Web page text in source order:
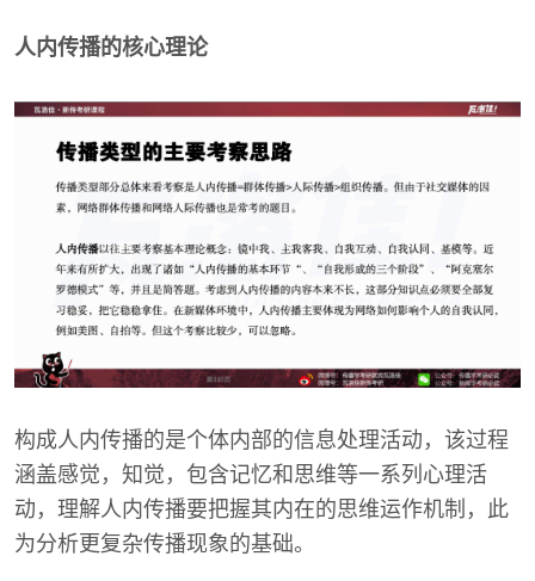
人内传播的核心理论
构成人内传播的是个体内部的信息处理活动，该过程
涵盖感觉，知觉，包含记忆和思维等一系列心理活
动，理解人内传播要把握其内在的思维运作机制，此
为分析更复杂传播现象的基础。